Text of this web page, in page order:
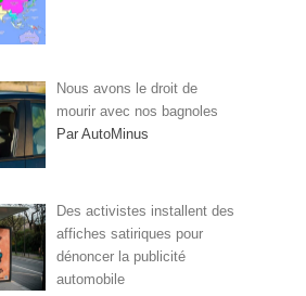
Nous avons le droit de
mourir avec nos bagnoles
Par AutoMinus
Des activistes installent des
affiches satiriques pour
dénoncer la publicité
automobile